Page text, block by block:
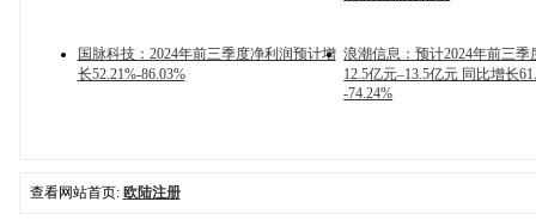
国脉科技：2024年前三季度净利润预计增
长52.21%-86.03%
浪潮信息：预计2024年前三季
12.5亿元–13.5亿元 同比增长
-74.24%
查看网站首页: 欧陆注册